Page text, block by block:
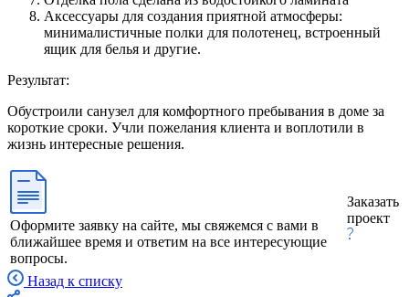
Аксессуары для создания приятной атмосферы:
минималистичные полки для полотенец, встроенный
ящик для белья и другие.
Результат:
Обустроили санузел для комфортного пребывания в доме за
короткие сроки. Учли пожелания клиента и воплотили в
жизнь интересные решения.
Оформите заявку на сайте, мы свяжемся с вами в
ближайшее время и ответим на все интересующие
вопросы.
Заказать
проект
Назад к списку